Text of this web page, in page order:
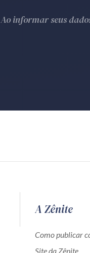
Ao informar seus
A Zênite
Como publicar
Site da Zênite